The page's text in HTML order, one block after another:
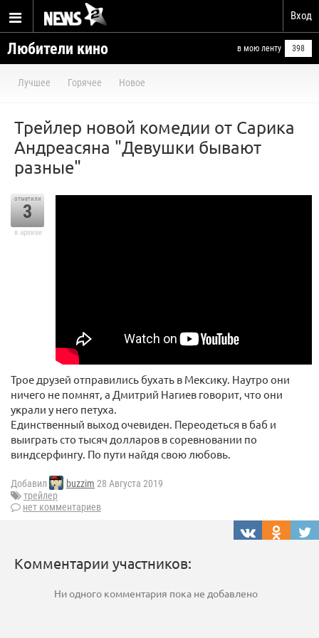
Вход
Любители кино в мою ленту 398
Лучшее Горячее Новое
Трейлер новой комедии от Сарика
Андреасяна "Девушки бывают
разные"
отметили
3
в архиве
Трое друзей отправились бухать в Мексику. Наутро они
ничего не помнят, а Дмитрий Нагиев говорит, что они
украли у него петуха.
Единственный выход очевиден. Переодеться в баб и
выиграть сто тысяч долларов в соревновании по
виндсерфингу. По пути найдя свою любовь.
Добавил buzzim 28 Августа 2019
трейлер
нет комментариев
Комментарии участников:
Ни одного комментария пока не добавлено